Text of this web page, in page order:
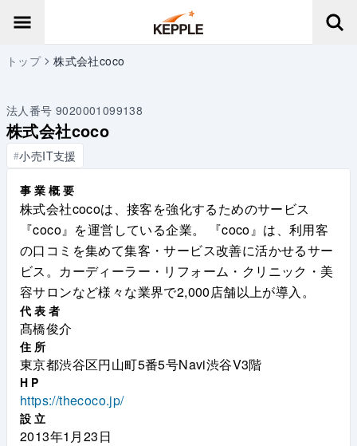
トップ 株式会社coco
法人番号 9020001099138
株式会社coco
#小売IT支援
事業概要
株式会社cocoは、接客を強化するためのサービス
『coco』を運営している企業。 『coco』は、利用客
の口コミを集めて集客・サービス改善に活かせるサー
ビス。カーディーラー・リフォーム・クリニック・美
容サロンなど様々な業界で2,000店舗以上が導入。
代表者
髙橋俊介
住所
東京都渋谷区円山町5番5号Navi渋谷V3階
HP
https://thecoco.jp/
設立
2013年1月23日